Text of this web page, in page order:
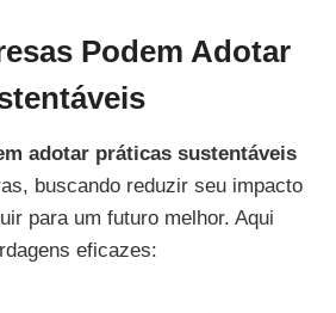
Podem Adotar
adotar práticas sustentáveis
buscando reduzir seu impacto
para um futuro melhor. Aqui
eficazes: